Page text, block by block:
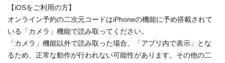
【iOSをご利用の方】
オンライン予約の二次元コードはiPhoneの機能に予め搭載されて
いる「カメラ」機能で読み取ってください。
「カメラ」機能以外で読み取った場合、「アプリ内で表示」とな
るため、正常な動作が行われない可能性があります。その他の二